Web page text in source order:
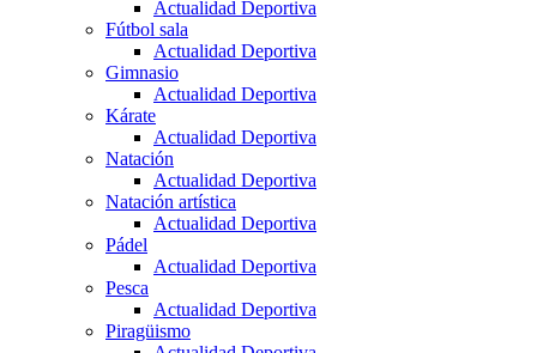
Actualidad Deportiva
Fútbol sala
Actualidad Deportiva
Gimnasio
Actualidad Deportiva
Kárate
Actualidad Deportiva
Natación
Actualidad Deportiva
Natación artística
Actualidad Deportiva
Pádel
Actualidad Deportiva
Pesca
Actualidad Deportiva
Piragüismo